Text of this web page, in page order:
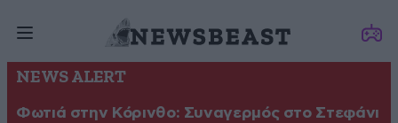
NEWS ALERT
Φωτιά στην Κόρινθο: Συναγερμός στο Στεφάνι